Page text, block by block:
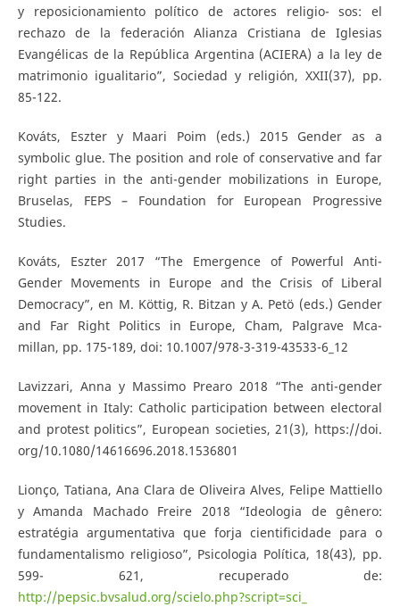
y reposicionamiento político de actores religio- sos: el
rechazo de la federación Alianza Cristiana de Iglesias
Evangélicas de la República Argentina (ACIERA) a la ley de
matrimonio igualitario”, Sociedad y religión, XXII(37), pp.
85-122.
Kováts, Eszter y Maari Poim (eds.) 2015 Gender as a
symbolic glue. The position and role of conservative and far
right parties in the anti-gender mobilizations in Europe,
Bruselas, FEPS – Foundation for European Progressive
Studies.
Kováts, Eszter 2017 “The Emergence of Powerful Anti-
Gender Movements in Europe and the Crisis of Liberal
Democracy”, en M. Köttig, R. Bitzan y A. Petö (eds.) Gender
and Far Right Politics in Europe, Cham, Palgrave Mca-
millan, pp. 175-189, doi: 10.1007/978-3-319-43533-6_12
Lavizzari, Anna y Massimo Prearo 2018 “The anti-gender
movement in Italy: Catholic participation between electoral
and protest politics”, European societies, 21(3), https://doi.
org/10.1080/14616696.2018.1536801
Lionço, Tatiana, Ana Clara de Oliveira Alves, Felipe Mattiello
y Amanda Machado Freire 2018 “Ideologia de gênero:
estratégia argumentativa que forja cientificidade para o
fundamentalismo religioso”, Psicologia Política, 18(43), pp.
599- 621, recuperado de:
http://pepsic.bvsalud.org/scielo.php?script=sci_